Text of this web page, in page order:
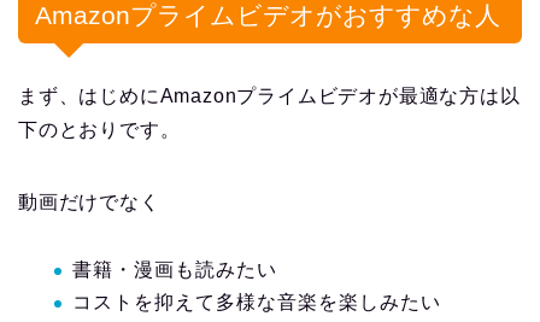
Amazonプライムビデオがおすすめな人
まず、はじめにAmazonプライムビデオが最適な方は以
下のとおりです。
動画だけでなく
書籍・漫画も読みたい
コストを抑えて多様な音楽を楽しみたい